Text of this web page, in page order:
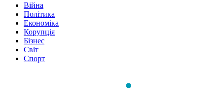
Війна
Політика
Економіка
Корупція
Бізнес
Світ
Спорт